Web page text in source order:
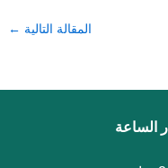
المقالة التالية ←
الساعة